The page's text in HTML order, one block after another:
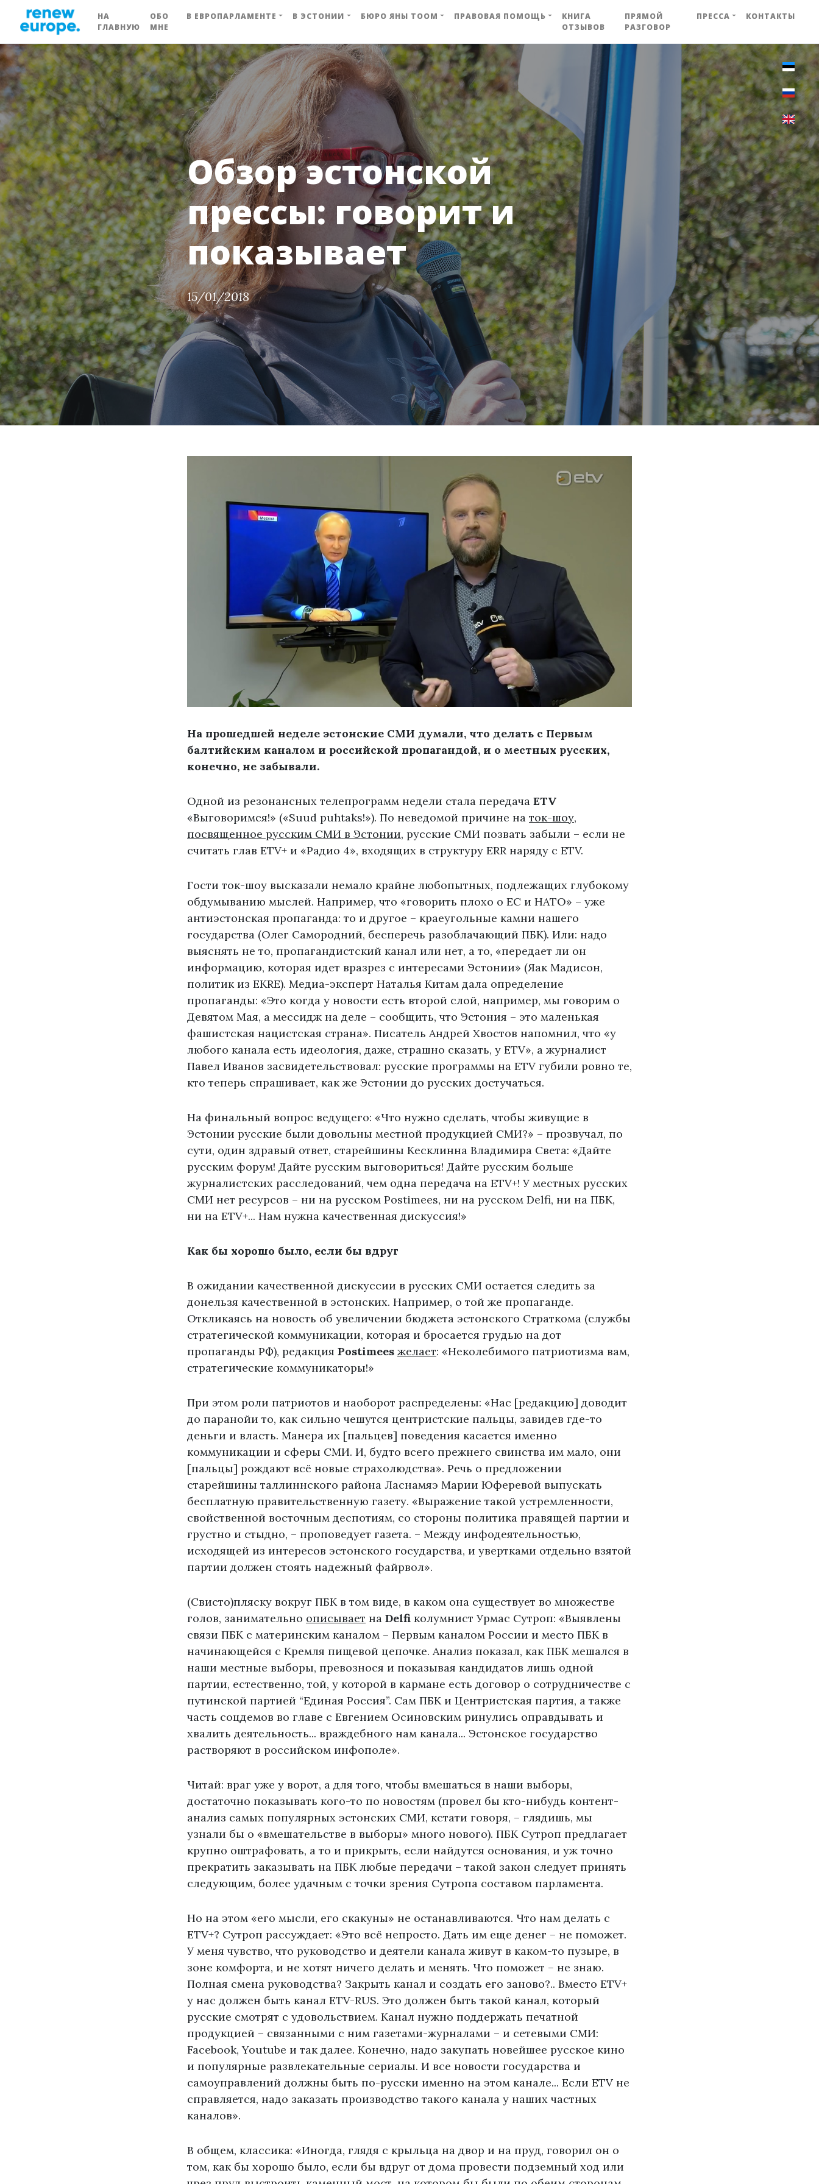
НА
ГЛАВНУЮ
ОБО
МНЕ
В ЕВРОПАРЛАМЕНТЕ В ЭСТОНИИ БЮРО ЯНЫ ТООМ ПРАВОВАЯ ПОМОЩЬ
КНИГА
ОТЗЫВОВ
ПРЯМОЙ
РАЗГОВОР
ПРЕССА КОНТАКТЫ
Обзор эстонской
прессы: говорит и
показывает
15/01/2018
На прошедшей неделе эстонские СМИ думали, что делать с Первым
балтийским каналом и российской пропагандой, и о местных русских,
конечно, не забывали.
Одной из резонансных телепрограмм недели стала передача ETV
«Выговоримся!» («Suud puhtaks!»). По неведомой причине на ток-шоу,
посвященное русским СМИ в Эстонии, русские СМИ позвать забыли – если не
считать глав ETV+ и «Радио 4», входящих в структуру ERR наряду с ETV.
Гости ток-шоу высказали немало крайне любопытных, подлежащих глубокому
обдумыванию мыслей. Например, что «говорить плохо о ЕС и НАТО» – уже
антиэстонская пропаганда: то и другое – краеугольные камни нашего
государства (Олег Самородний, бесперечь разоблачающий ПБК). Или: надо
выяснять не то, пропагандистский канал или нет, а то, «передает ли он
информацию, которая идет вразрез с интересами Эстонии» (Яак Мадисон,
политик из EKRE). Медиа-эксперт Наталья Китам дала определение
пропаганды: «Это когда у новости есть второй слой, например, мы говорим о
Девятом Мая, а мессидж на деле – сообщить, что Эстония – это маленькая
фашистская нацистская страна». Писатель Андрей Хвостов напомнил, что «у
любого канала есть идеология, даже, страшно сказать, у ETV», а журналист
Павел Иванов засвидетельствовал: русские программы на ETV губили ровно те,
кто теперь спрашивает, как же Эстонии до русских достучаться.
На финальный вопрос ведущего: «Что нужно сделать, чтобы живущие в
Эстонии русские были довольны местной продукцией СМИ?» – прозвучал, по
сути, один здравый ответ, старейшины Кесклинна Владимира Света: «Дайте
русским форум! Дайте русским выговориться! Дайте русским больше
журналистских расследований, чем одна передача на ETV+! У местных русских
СМИ нет ресурсов – ни на русском Postimees, ни на русском Delfi, ни на ПБК,
ни на ETV+... Нам нужна качественная дискуссия!»
Как бы хорошо было, если бы вдруг
В ожидании качественной дискуссии в русских СМИ остается следить за
донельзя качественной в эстонских. Например, о той же пропаганде.
Откликаясь на новость об увеличении бюджета эстонского Страткома (службы
стратегической коммуникации, которая и бросается грудью на дот
пропаганды РФ), редакция Postimees желает: «Неколебимого патриотизма вам,
стратегические коммуникаторы!»
При этом роли патриотов и наоборот распределены: «Нас [редакцию] доводит
до паранойи то, как сильно чешутся центристские пальцы, завидев где-то
деньги и власть. Манера их [пальцев] поведения касается именно
коммуникации и сферы СМИ. И, будто всего прежнего свинства им мало, они
[пальцы] рождают всё новые страхолюдства». Речь о предложении
старейшины таллиннского района Ласнамяэ Марии Юферевой выпускать
бесплатную правительственную газету. «Выражение такой устремленности,
свойственной восточным деспотиям, со стороны политика правящей партии и
грустно и стыдно, – проповедует газета. – Между инфодеятельностью,
исходящей из интересов эстонского государства, и увертками отдельно взятой
партии должен стоять надежный файрвол».
(Свисто)пляску вокруг ПБК в том виде, в каком она существует во множестве
голов, занимательно описывает на Delfi колумнист Урмас Сутроп: «Выявлены
связи ПБК с материнским каналом – Первым каналом России и место ПБК в
начинающейся с Кремля пищевой цепочке. Анализ показал, как ПБК мешался в
наши местные выборы, превознося и показывая кандидатов лишь одной
партии, естественно, той, у которой в кармане есть договор о сотрудничестве с
путинской партией “Единая Россия”. Сам ПБК и Центристская партия, а также
часть соцдемов во главе с Евгением Осиновским ринулись оправдывать и
хвалить деятельность... враждебного нам канала... Эстонское государство
растворяют в российском инфополе».
Читай: враг уже у ворот, а для того, чтобы вмешаться в наши выборы,
достаточно показывать кого-то по новостям (провел бы кто-нибудь контент-
анализ самых популярных эстонских СМИ, кстати говоря, – глядишь, мы
узнали бы о «вмешательстве в выборы» много нового). ПБК Сутроп предлагает
крупно оштрафовать, а то и прикрыть, если найдутся основания, и уж точно
прекратить заказывать на ПБК любые передачи – такой закон следует принять
следующим, более удачным с точки зрения Сутропа составом парламента.
Но на этом «его мысли, его скакуны» не останавливаются. Что нам делать с
ETV+? Сутроп рассуждает: «Это всё непросто. Дать им еще денег – не поможет.
У меня чувство, что руководство и деятели канала живут в каком-то пузыре, в
зоне комфорта, и не хотят ничего делать и менять. Что поможет – не знаю.
Полная смена руководства? Закрыть канал и создать его заново?.. Вместо ETV+
у нас должен быть канал ETV-RUS. Это должен быть такой канал, который
русские смотрят с удовольствием. Канал нужно поддержать печатной
продукцией – связанными с ним газетами-журналами – и сетевыми СМИ:
Facebook, Youtube и так далее. Конечно, надо закупать новейшее русское кино
и популярные развлекательные сериалы. И все новости государства и
самоуправлений должны быть по-русски именно на этом канале... Если ETV не
справляется, надо заказать производство такого канала у наших частных
каналов».
В общем, классика: «Иногда, глядя с крыльца на двор и на пруд, говорил он о
том, как бы хорошо было, если бы вдруг от дома провести подземный ход или